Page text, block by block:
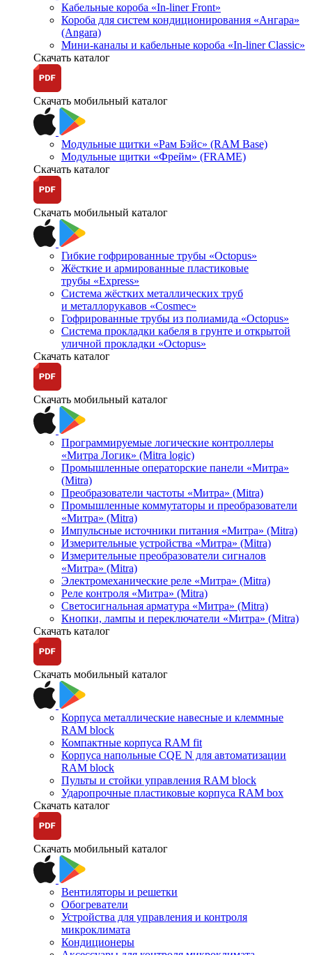
Кабельные короба «In-liner Front»
Короба для систем кондиционирования «Ангара»
(Angara)
Мини-каналы и кабельные короба «In-liner Classic»
Скачать каталог
Скачать мобильный каталог
Модульные щитки «Рам Бэйс» (RAM Base)
Модульные щитки «Фрейм» (FRAME)
Скачать каталог
Скачать мобильный каталог
Гибкие гофрированные трубы «Octopus»
Жёсткие и армированные пластиковые
трубы «Express»
Система жёстких металлических труб
и металлорукавов «Cosmec»
Гофрированные трубы из полиамида «Octopus»
Система прокладки кабеля в грунте и открытой
уличной прокладки «Octopus»
Скачать каталог
Скачать мобильный каталог
Программируемые логические контроллеры
«Митра Логик» (Mitra logic)
Промышленные операторские панели «Митра»
(Mitra)
Преобразователи частоты «Митра» (Mitra)
Промышленные коммутаторы и преобразователи
«Митра» (Mitra)
Импульсные источники питания «Митра» (Mitra)
Измерительные устройства «Митра» (Mitra)
Измерительные преобразователи сигналов
«Митра» (Mitra)
Электромеханические реле «Митра» (Mitra)
Реле контроля «Митра» (Mitra)
Светосигнальная арматура «Митра» (Mitra)
Кнопки, лампы и переключатели «Митра» (Mitra)
Скачать каталог
Скачать мобильный каталог
Корпуса металлические навесные и клеммные
RAM block
Компактные корпуса RAM fit
Корпуса напольные CQE N для автоматизации
RAM block
Пульты и стойки управления RAM block
Ударопрочные пластиковые корпуса RAM box
Скачать каталог
Скачать мобильный каталог
Вентиляторы и решетки
Обогреватели
Устройства для управления и контроля
микроклимата
Кондиционеры